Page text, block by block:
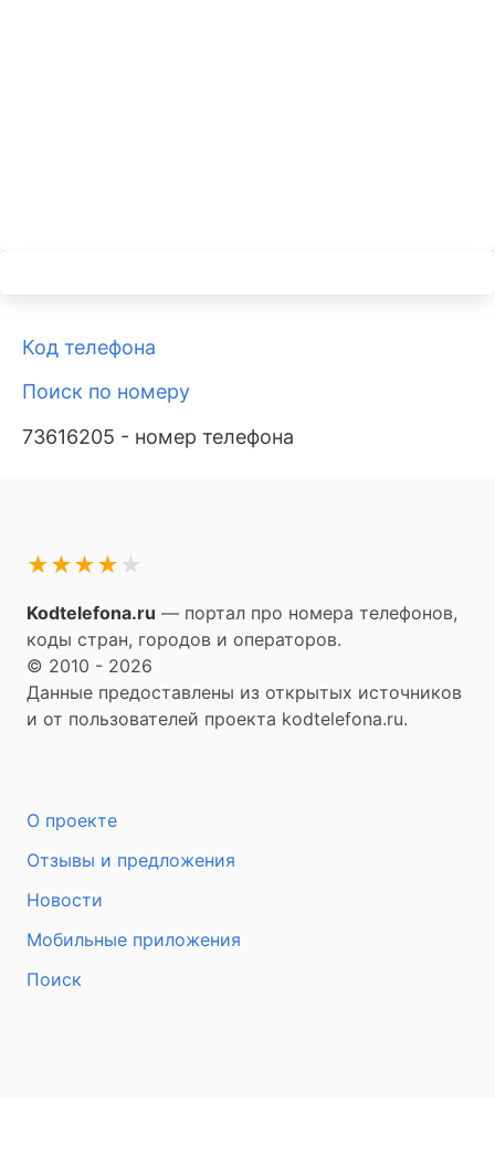
Код телефона
Поиск по номеру
73616205 - номер телефона
★
★
★
★
★
Kodtelefona.ru — портал про номера телефонов,
коды стран, городов и операторов.
© 2010 - 2026
Данные предоставлены из открытых источников
и от пользователей проекта kodtelefona.ru.
О проекте
Отзывы и предложения
Новости
Мобильные приложения
Поиск